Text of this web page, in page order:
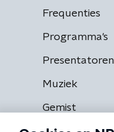
Frequenties
Programma's
Presentatoren
Muziek
Gemist